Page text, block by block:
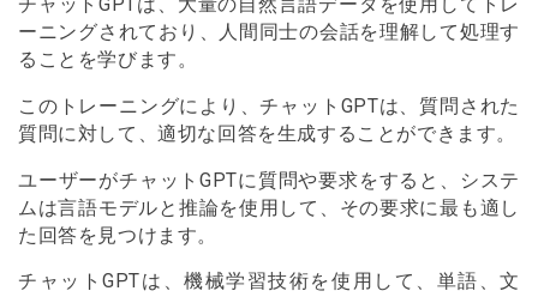
チャットGPTは、大量の自然言語データを使用してトレ
ーニングされており、人間同士の会話を理解して処理す
ることを学びます。
このトレーニングにより、チャットGPTは、質問された
質問に対して、適切な回答を生成することができます。
ユーザーがチャットGPTに質問や要求をすると、システ
ムは言語モデルと推論を使用して、その要求に最も適し
た回答を見つけます。
チャットGPTは、機械学習技術を使用して、単語、文